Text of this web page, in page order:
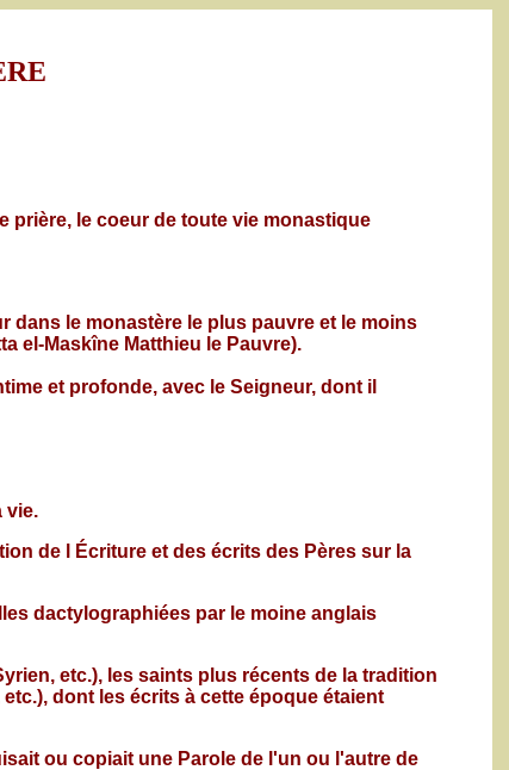
prière, le coeur de toute vie monastique
dans le monastère le plus pauvre et le moins
el-Maskîne Matthieu le Pauvre).
et profonde, avec le Seigneur, dont il
vie.
de l Écriture et des écrits des Pères sur la
dactylographiées par le moine anglais
etc.), les saints plus récents de la tradition
dont les écrits à cette époque étaient
ou copiait une Parole de l'un ou l'autre de